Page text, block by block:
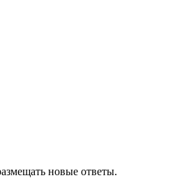
новые ответы.